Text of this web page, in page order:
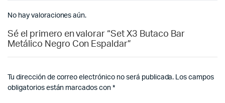
No hay valoraciones aún.
Sé el primero en valorar “Set X3 Butaco Bar
Metálico Negro Con Espaldar”
Tu dirección de correo electrónico no será publicada. Los campos
obligatorios están marcados con*